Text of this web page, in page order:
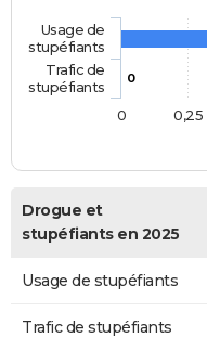
0
Usage de
stupéfiants
Trafic de
stupéfiants
0
0,25
Drogue et
stupéfiants en 2025
Usage de stupéfiants
Trafic de stupéfiants